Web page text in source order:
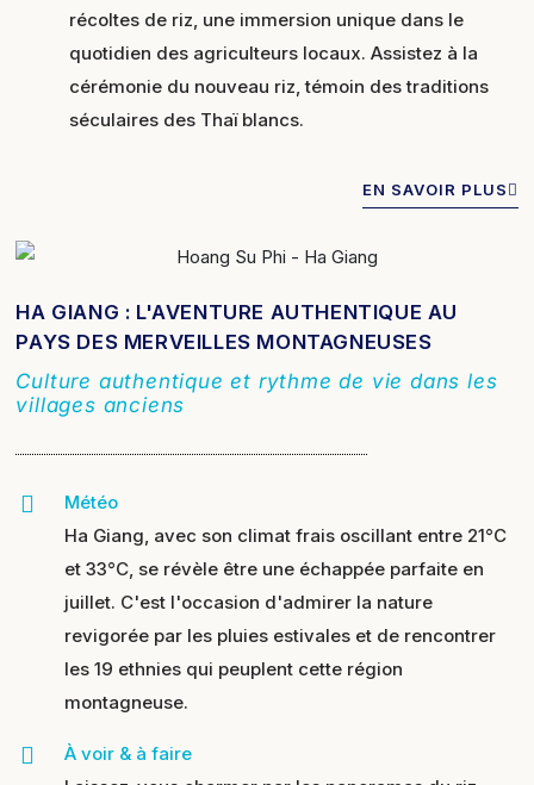
récoltes de riz, une immersion unique dans le
quotidien des agriculteurs locaux. Assistez à la
cérémonie du nouveau riz, témoin des traditions
séculaires des Thaï blancs.
EN SAVOIR PLUS
HA GIANG : L'AVENTURE AUTHENTIQUE AU
PAYS DES MERVEILLES MONTAGNEUSES
Culture authentique et rythme de vie dans les
villages anciens
Météo
Ha Giang, avec son climat frais oscillant entre 21°C
et 33°C, se révèle être une échappée parfaite en
juillet. C'est l'occasion d'admirer la nature
revigorée par les pluies estivales et de rencontrer
les 19 ethnies qui peuplent cette région
montagneuse.
À voir & à faire